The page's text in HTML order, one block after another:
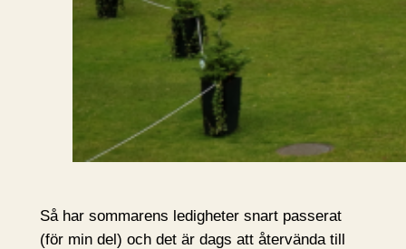
Så har sommarens ledigheter snart passerat
(för min del) och det är dags att återvända till